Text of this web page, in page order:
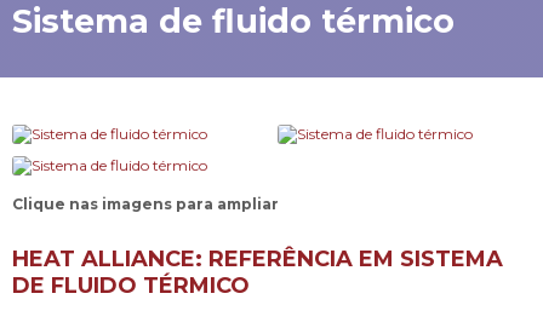
Sistema de fluido térmico
Clique nas imagens para ampliar
HEAT ALLIANCE: REFERÊNCIA EM SISTEMA
DE FLUIDO TÉRMICO